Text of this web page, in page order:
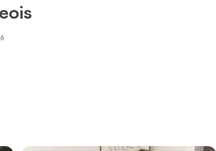
con
aplicación.
pagos de tus afiliados con